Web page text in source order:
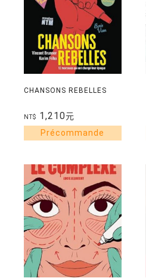
CHANSONS REBELLES
NT$ 1,210元